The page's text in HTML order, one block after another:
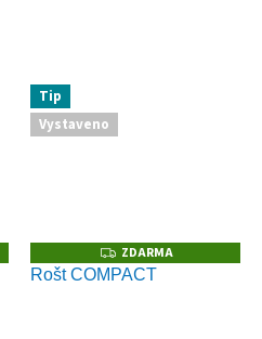
Tip
Vystaveno
Z
D
A
ZDARMA
Rošt COMPACT